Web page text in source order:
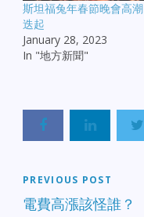
斯坦福兔年春節晚會高潮
迭起
January 28, 2023
In "地方新聞"
PREVIOUS POST
電費高漲該怪誰？